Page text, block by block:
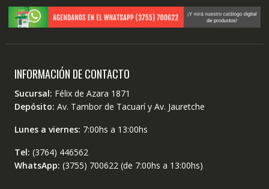
INFORMACIÓN DE CONTACTO
Sucursal: Félix de Azara 1871
Depósito: Av. Tambor de Tacuarí y Av. Jauretche
Lunes a viernes: 7:00hs a 13:00hs
Tel: (3764) 446562
WhatsApp: (3755) 700622 (de 7:00hs a 13:00hs)